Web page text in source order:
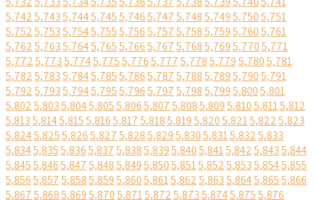
5,7425,7435,7445,7455,7465,7475,7485,7495,7505,751
5,7525,7535,7545,7555,7565,7575,7585,7595,7605,761
5,7625,7635,7645,7655,7665,7675,7685,7695,7705,771
5,7725,7735,7745,7755,7765,7775,7785,7795,7805,781
5,7825,7835,7845,7855,7865,7875,7885,7895,7905,791
5,7925,7935,7945,7955,7965,7975,7985,7995,8005,801
5,8025,8035,8045,8055,8065,8075,8085,8095,8105,8115,812
5,8135,8145,8155,8165,8175,8185,8195,8205,8215,8225,823
5,8245,8255,8265,8275,8285,8295,8305,8315,8325,833
5,8345,8355,8365,8375,8385,8395,8405,8415,8425,8435,844
5,8455,8465,8475,8485,8495,8505,8515,8525,8535,8545,855
5,8565,8575,8585,8595,8605,8615,8625,8635,8645,8655,866
5,8675,8685,8695,8705,8715,8725,8735,8745,8755,876